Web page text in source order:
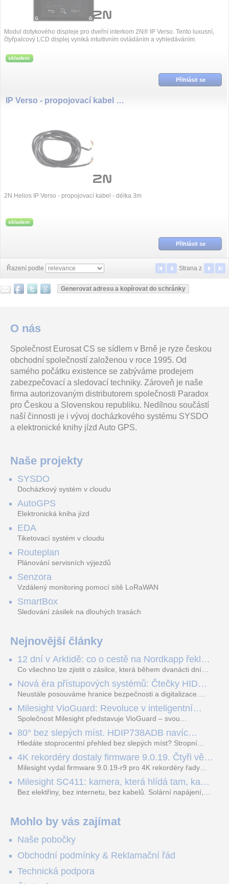
Modul dotykového displeje pro dveřní interkom 2N® IP Verso. Tento luxusní,
čtyřpalcový LCD displej vyniká intuitivním ovládáním a vyhledáváním.
skladem
Přihlásit se
IP Verso - propojovací kabel - délka 3m
2N Helios IP Verso - propojovací kabel - délka 3m
skladem
Přihlásit se
Řazení podle Strana z
O nás
Společnost Eurosat CS se sídlem v Brně je ryze českou
obchodní společností založenou v roce 1995. Od
samého počátku existence se zabýváme prodejem
zabezpečovací a sledovací techniky. Zároveň je naše
firma autorizovaným distributorem společnosti Paradox
pro Českou a Slovenskou republiku. Nedílnou součástí
naší činnosti je i vývoj docházkového systému SYSDO
a elektronické knihy jízd Auto GPS.
Naše projekty
SYSDO
Docházkový systém v cloudu
AutoGPS
Elektronická kniha jízd
EDA
Tiketovací systém v cloudu
Routeplan
Plánování servisních výjezdů
Senzora
Vzdálený monitoring pomocí sítě LoRaWAN
SmartBox
Sledování zásilek na dlouhých trasách
Nejnovější články
12 dní v Arktidě: co o cestě na Nordkapp řekla
data ze SMARTBOX 2 MAX
Co všechno lze zjistit o zásilce, která během dvanácti dní
projede Arktidou? SMARTBOX 2 MAX jsme vzali na trasu z
Tromsø přes Lofoty, Kirunu a finské Laponsko až na
Nordkapp. Bez jediného dobití, v mrazu až −13 °C a mimo
otřesy i náklon. Výsledkem není jen čára na mapě, ale
podrobný datový příběh celé cesty.
Nová éra přístupových systémů: Čtečky HID
Signo
Neustále posouváme hranice bezpečnosti a digitalizace.
v oblasti kontroly přístupu – moderní a vysoce univerzální
čtečky HID Signo.
Milesight VioGuard: Revoluce v inteligentní
detekci dopravních přestupků
Společnost Milesight představuje VioGuard – svou
dopravních přestupků. Tento systém, poháněný
sofistikovanými algoritmy umělé inteligence (AI), je navržen
tak, aby poskytoval komplexní nástroje pro vymáhání
dopravních předpisů, zvyšoval bezpečnost na silnicích a
optimalizoval plynulost dopravy v moderních městech.
80° bez slepých míst. HDIP738ADB navíc
streamuje na YouTube – bez PC.
Hledáte stoprocentní přehled bez slepých míst? Stropní
panoramatická kamera HDIP738ADB skládá obraz ze dvou
4MP senzorů SONY do jednoho čistého 180° záběru bez
zkreslení. K tomu přidává AI detekci osob a vozidel,
YouTube – bez běžícího počítače.
4K rekordéry dostaly firmware 9.0.19. Čtyři věci,
které musíte vědět.
Milesight vydal firmware 9.0.19-r9 pro 4K rekordéry řady
které vám zjednoduší práci – a jedna z nich vám ušetří
spoustu zbytečných výjezdů k zákazníkům.
Milesight SC411: kamera, která hlídá tam, kam
kabel nedosáhne
Bez elektřiny, bez internetu, bez kabelů. Solární napájení,
váš telefon. Podívejte se na video.
Mohlo by vás zajímat
Naše pobočky
Obchodní podmínky & Reklamační řád
Technická podpora